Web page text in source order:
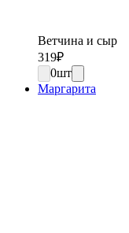
Ветчина и сыр
319₽
0шт
Маргарита